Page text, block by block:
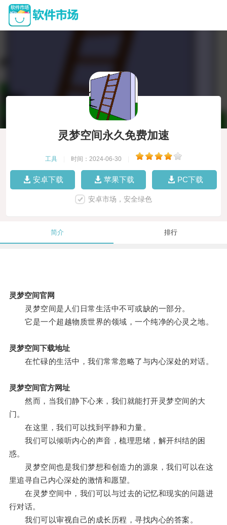
灵梦空间永久免费加速
工具 时间：2024-06-30
安卓下载 苹果下载 PC下载
安卓市场，安全绿色
简介 排行
灵梦空间官网
灵梦空间是人们日常生活中不可或缺的一部分。
它是一个超越物质世界的领域，一个纯净的心灵之地。
灵梦空间下载地址
在忙碌的生活中，我们常常忽略了与内心深处的对话。
灵梦空间官方网址
然而，当我们静下心来，我们就能打开灵梦空间的大
门。
在这里，我们可以找到平静和力量。
我们可以倾听内心的声音，梳理思绪，解开纠结的困
惑。
灵梦空间也是我们梦想和创造力的源泉，我们可以在这
里追寻自己内心深处的激情和愿望。
在灵梦空间中，我们可以与过去的记忆和现实的问题进
行对话。
我们可以审视自己的成长历程，寻找内心的答案。